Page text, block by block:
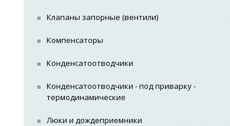
Клапаны запорные (вентили)
Компенсаторы
Конденсатоотводчики
Конденсатоотводчики - под приварку -
термодинамические
Люки и дождеприемники